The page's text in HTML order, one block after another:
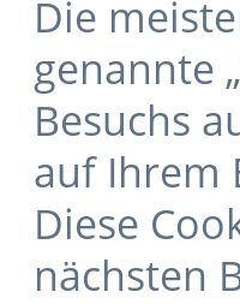
Die
genannte
Besuchs
auf Ihrem
Diese
nächsten